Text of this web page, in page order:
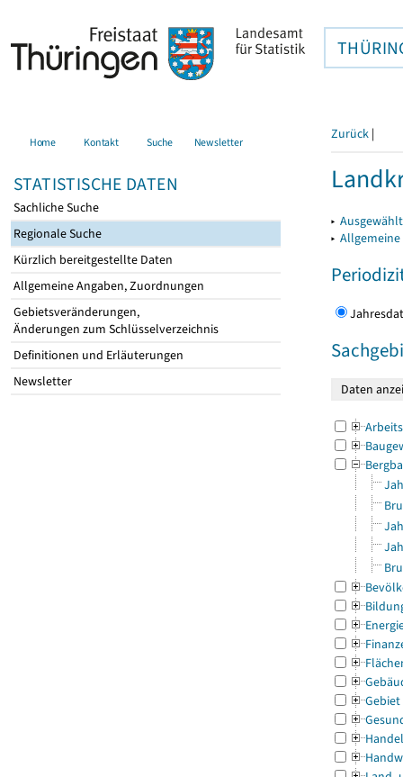
Home Kontakt Suche Newsletter
STATISTISCHE DATEN
Sachliche Suche
Regionale Suche
Kürzlich bereitgestellte Daten
Allgemeine Angaben, Zuordnungen
Gebietsveränderungen,
Änderungen zum Schlüsselverzeichnis
Definitionen und Erläuterungen
Newsletter
Zurück |
▸
▸
Gebiet